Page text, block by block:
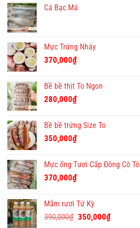
Cá Bạc Má
Mực Trứng Nháy
370,000₫
Bề bề thịt To Ngon
280,000₫
Bề bề trứng Size To
350,000₫
Mực ống Tươi Cấp Đông Cô Tô
370,000₫
Mắm rươi Tứ Kỳ
390,000₫ Giá
350,000₫Giá